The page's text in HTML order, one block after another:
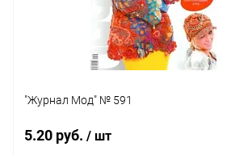
"Журнал Мод" № 591
5.20 руб. / шт